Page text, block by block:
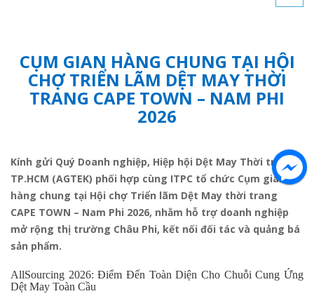
CỤM GIAN HÀNG CHUNG TẠI HỘI
CHỢ TRIỂN LÃM DỆT MAY THỜI
TRANG CAPE TOWN – NAM PHI
2026
Kính gửi Quý Doanh nghiệp, Hiệp hội Dệt May Thời trang
TP.HCM (AGTEK) phối hợp cùng ITPC tổ chức Cụm gian
hàng chung tại Hội chợ Triển lãm Dệt May thời trang
CAPE TOWN – Nam Phi 2026, nhằm hỗ trợ doanh nghiệp
mở rộng thị trường Châu Phi, kết nối đối tác và quảng bá
sản phẩm.
AllSourcing 2026: Điểm Đến Toàn Diện Cho Chuỗi Cung Ứng
Dệt May Toàn Cầu